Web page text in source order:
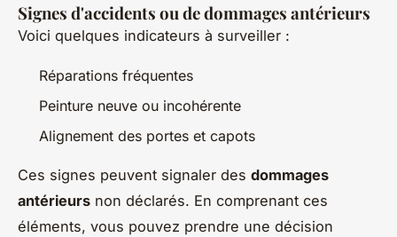
Signes d'accidents ou de dommages antérieurs
Voici quelques indicateurs à surveiller :
Réparations fréquentes
Peinture neuve ou incohérente
Alignement des portes et capots
Ces signes peuvent signaler des dommages
antérieurs non déclarés. En comprenant ces
éléments, vous pouvez prendre une décision